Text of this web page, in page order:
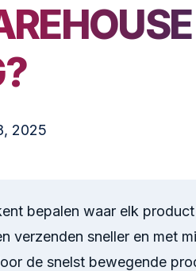
2025
bepalen waar elk
verzenden sneller en met
de snelst bewegende